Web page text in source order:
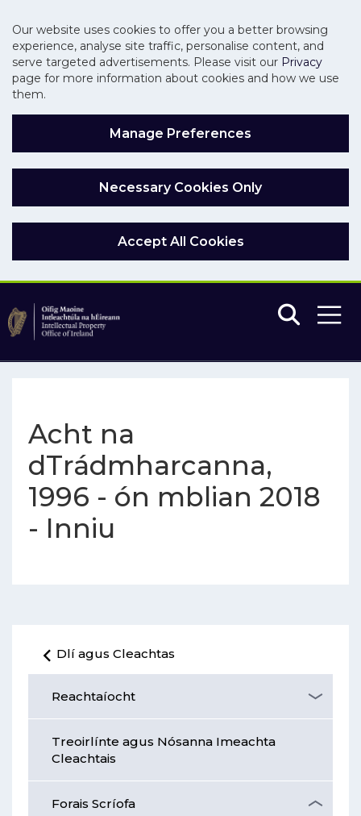
Our website uses cookies to offer you a better browsing
experience, analyse site traffic, personalise content, and
serve targeted advertisements. Please visit our Privacy
page for more information about cookies and how we use
them.
Manage Preferences
Necessary Cookies Only
Accept All Cookies
Skip to main content
Dlí agus Cleachtas
Reachtaíocht
Treoirlínte agus Nósanna Imeachta
Cleachtais
Forais Scríofa
Acht na
dTrádmharcanna,
1996 - ón mblian 2018
- Inniu